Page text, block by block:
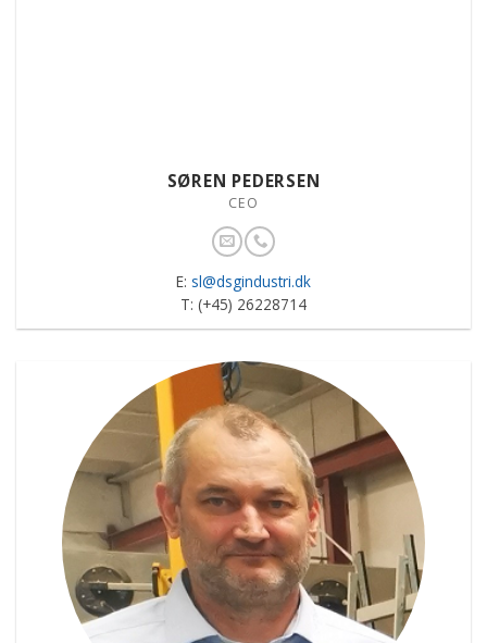
SØREN PEDERSEN
CEO
E: sl@dsgindustri.dk
T: (+45) 26228714